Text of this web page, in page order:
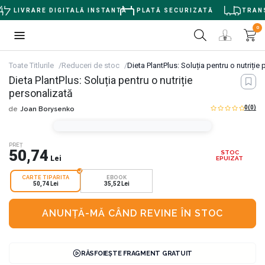
LIVRARE DIGITALĂ INSTANTĂ PLATĂ SECURIZATĂ
0
Toate Titlurile Reduceri de stoc Dieta PlantPlus: Soluția pentru o nutriție
Dieta PlantPlus: Soluția pentru o nutriție
personalizată
de Joan Borysenko 0(0)
PREȚ
50,74 Lei
STOC
EPUIZAT
CARTE TIPARITA
50,74 Lei
EBOOK
35,52 Lei
ANUNȚĂ-MĂ CÂND REVINE ÎN STOC
RĂSFOIEȘTE FRAGMENT GRATUIT